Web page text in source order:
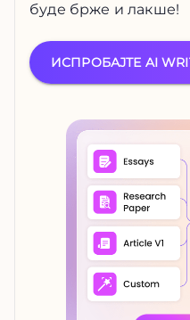
буде брже и лакше!
ИСПРОБАЈТЕ AI